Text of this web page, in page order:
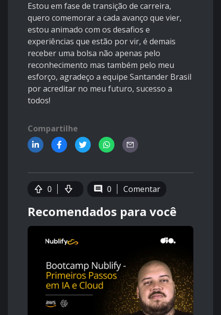
Estou em fase de transição de carreira,
quero comemorar a cada avanço que vier,
estou animado com os desafios e
experiências que estão por vir, é demais
receber uma bolsa não apenas pelo
reconhecimento mas também pelo meu
esforço, agradeço a equipe Santander Brasil
por acreditar no meu futuro, sucesso a
todos!
Compartilhe
0 0 Comentar
Recomendados para você